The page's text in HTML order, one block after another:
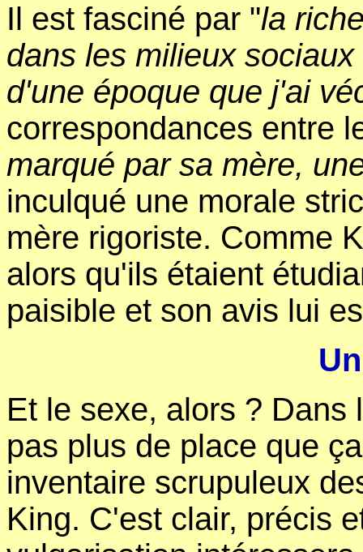
Il est fasciné par "la
dans les milieux
d'une époque que j'ai
correspondances entre
marqué par sa mère,
inculqué une morale
mère rigoriste. Comme
alors qu'ils étaient
paisible et son avis lui
Et le sexe, alors ?
pas plus de place que
inventaire scrupuleux
King. C'est clair, précis